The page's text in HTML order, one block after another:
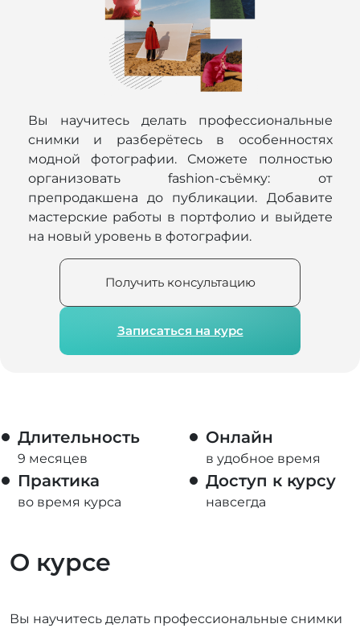
Вы научитесь делать профессиональные
снимки и разберётесь в особенностях
модной фотографии. Сможете полностью
организовать fashion-съёмку: от
препродакшена до публикации. Добавите
мастерские работы в портфолио и выйдете
на новый уровень в фотографии.
Записаться на курс
Получить консультацию
Длительность
9 месяцев
Онлайн
в удобное время
Практика
во время курса
Доступ к курсу
навсегда
О курсе
Вы научитесь делать профессиональные снимки